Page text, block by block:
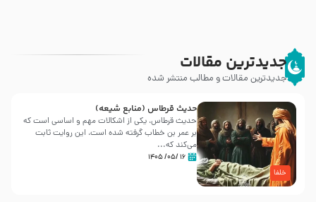
جدیدترین مقالات
جدیدترین مقالات و مطالب منتشر شده
خلفا
حدیث قرطاس (منابع شیعه)
حدیث قرطاس، یکی از اشکالات مهم و اساسی است که
بر عمر بن خطاب گرفته شده است، این روایت ثابت
می‌کند که...
۱۶ /۰۵/ ۱۴۰۵